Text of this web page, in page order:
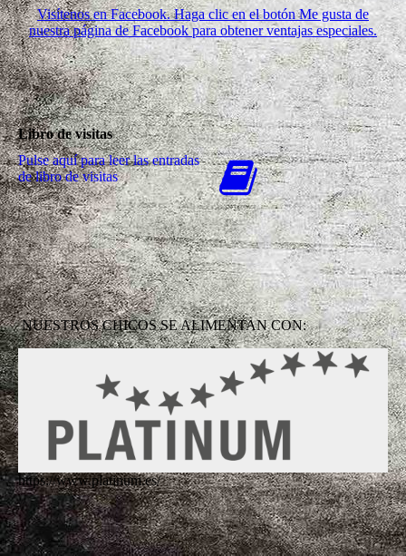
Visítenos en Facebook. Haga clic en el botón Me gusta de
nuestra página de Facebook para obtener ventajas especiales.
Libro de visitas
Pulse aquí para leer las entradas
de libro de visitas
NUESTROS CHICOS SE ALIMENTAN CON:
https://www.platinum.es/